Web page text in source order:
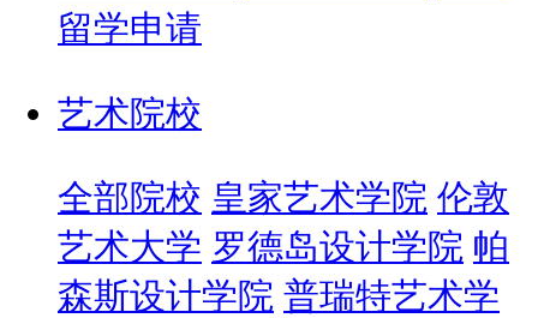
留学申请
艺术院校
全部院校 皇家艺术学院 伦敦
艺术大学 罗德岛设计学院 帕
森斯设计学院 普瑞特艺术学